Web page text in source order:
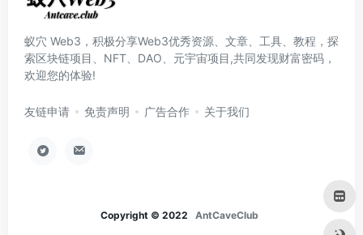
蚁穴 Web3，积极分享Web3优秀资源、文章、工具、教程，探
索区块链项目、NFT、DAO、元宇宙项目,共同发现财富密码，
欢迎您的体验!
友链申请 免责声明 广告合作 关于我们
Copyright © 2022 AntCaveClub